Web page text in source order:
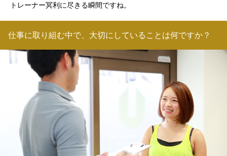
トレーナー冥利に尽きる瞬間ですね。
仕事に取り組む中で、大切にしていることは何ですか？